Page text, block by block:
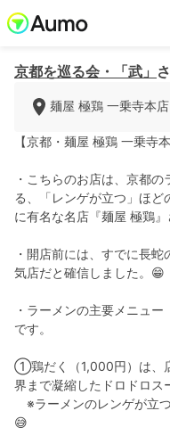
京都を巡る会・「武」
麺屋 極鶏 一乗寺本店
【京都・麺屋 極鶏 一乗寺
・こちらのお店は、京都
る、「レンゲが立つ」ほ
に有名な名店『麺屋 極鶏』
・開店前には、すでに長
気店だと確信しました。😁
・ラーメンの主要メニュ
です。
①鶏だく（1,000円）は、
界まで凝縮したドロドロス
※ラーメンのレンゲが立
😅